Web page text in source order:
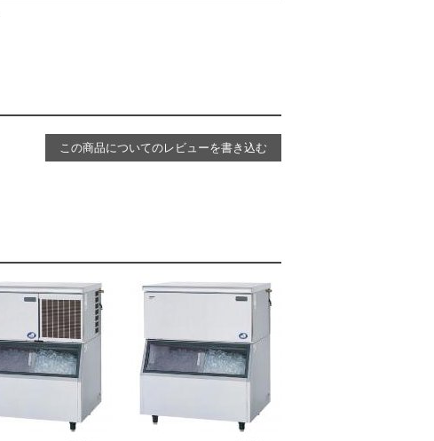
この商品についてのレビューを書き込む